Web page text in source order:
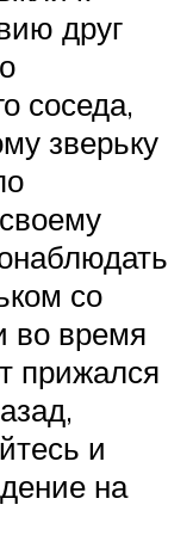
друг
соседа,
зверьку
со
во время
прижался
и
на